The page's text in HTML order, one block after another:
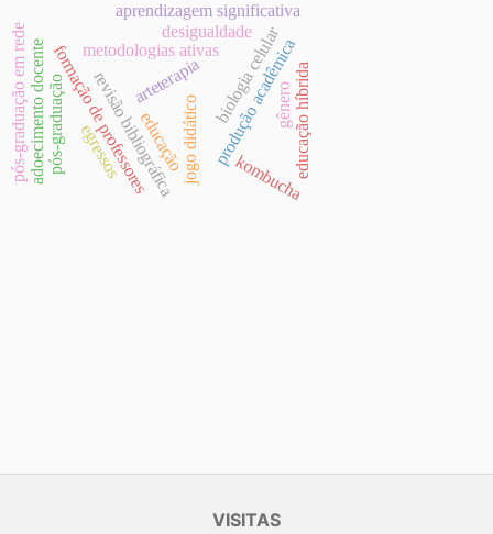
biologia celular
metodologias ativas
jogo didático
aprendizagem significativa
formação de professores produção acadêmica
revisão bibliográfica
adoecimento docente arteterapia
pós-graduação
desigualdade
gênero
egressos educação híbrida
kombucha
pós-graduação em rede educação
VISITAS